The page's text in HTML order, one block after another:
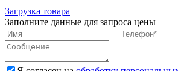
Загрузка товара
Заполните данные для запроса цены